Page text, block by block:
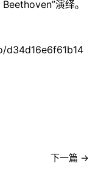
演绎。
d34d16e6f61b14
下一篇 →